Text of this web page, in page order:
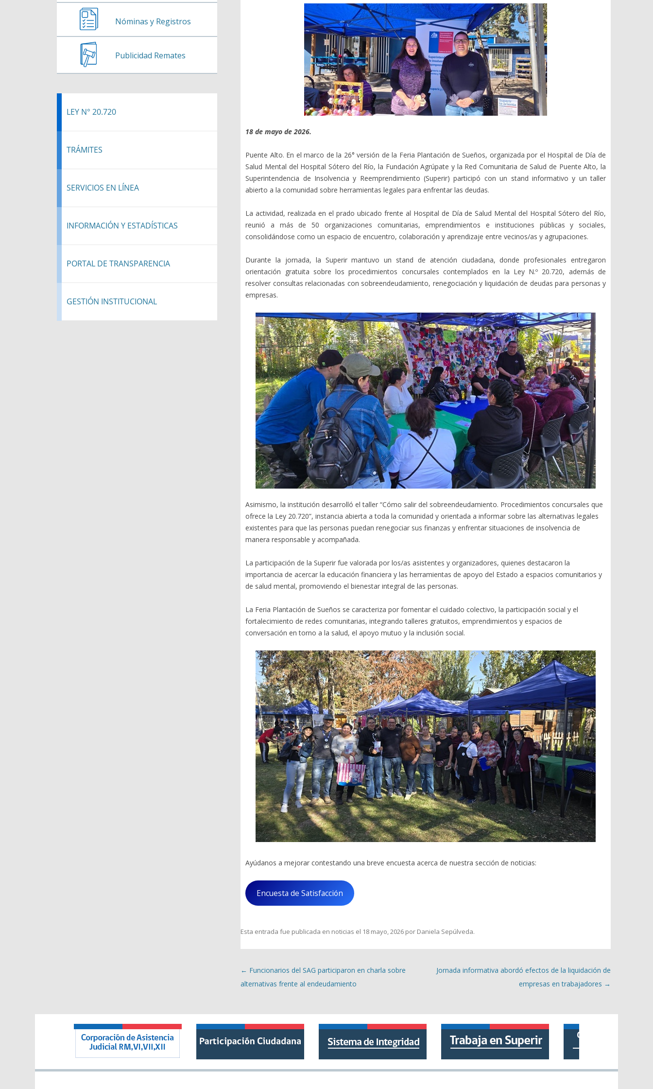
Libro IV Código de
Comercio
Oficios de Instrucción
Resoluciones Exentas
Normas de Carácter
General
Instructivos
Boletines
Estudios
Simplificada
Liquidación Ordinaria
Reorganización Ordinaria
Libro IV C° de Comercio
18 de mayo de 2026.
Puente Alto. En el marco de la 26° versión de la Feria Plantación de Sueños, organizada por el Hospital de Día de
Salud Mental del Hospital Sótero del Río, la Fundación Agrúpate y la Red Comunitaria de Salud de Puente Alto, la
Superintendencia de Insolvencia y Reemprendimiento (Superir) participó con un stand informativo y un taller
abierto a la comunidad sobre herramientas legales para enfrentar las deudas.
La actividad, realizada en el prado ubicado frente al Hospital de Día de Salud Mental del Hospital Sótero del Río,
reunió a más de 50 organizaciones comunitarias, emprendimientos e instituciones públicas y sociales,
consolidándose como un espacio de encuentro, colaboración y aprendizaje entre vecinos/as y agrupaciones.
Durante la jornada, la Superir mantuvo un stand de atención ciudadana, donde profesionales entregaron
orientación gratuita sobre los procedimientos concursales contemplados en la Ley N.º 20.720, además de
resolver consultas relacionadas con sobreendeudamiento, renegociación y liquidación de deudas para personas y
empresas.
Asimismo, la institución desarrolló el taller “Cómo salir del sobreendeudamiento. Procedimientos concursales que
ofrece la Ley 20.720”, instancia abierta a toda la comunidad y orientada a informar sobre las alternativas legales
existentes para que las personas puedan renegociar sus finanzas y enfrentar situaciones de insolvencia de
manera responsable y acompañada.
La participación de la Superir fue valorada por los/as asistentes y organizadores, quienes destacaron la
importancia de acercar la educación financiera y las herramientas de apoyo del Estado a espacios comunitarios y
de salud mental, promoviendo el bienestar integral de las personas.
La Feria Plantación de Sueños se caracteriza por fomentar el cuidado colectivo, la participación social y el
fortalecimiento de redes comunitarias, integrando talleres gratuitos, emprendimientos y espacios de
conversación en torno a la salud, el apoyo mutuo y la inclusión social.
Ayúdanos a mejorar contestando una breve encuesta acerca de nuestra sección de noticias:
Encuesta de Satisfacción
Esta entrada fue publicada en noticias el 18 mayo, 2026 por Daniela Sepúlveda.
Navegación de entradas
← Funcionarios del SAG participaron en charla sobre
alternativas frente al endeudamiento
Jornada informativa abordó efectos de la liquidación de
empresas en trabajadores →
Nóminas y Registros
Publicidad Remates
LEY N° 20.720
TRÁMITES
SERVICIOS EN LÍNEA
INFORMACIÓN Y ESTADÍSTICAS
PORTAL DE TRANSPARENCIA
GESTIÓN INSTITUCIONAL